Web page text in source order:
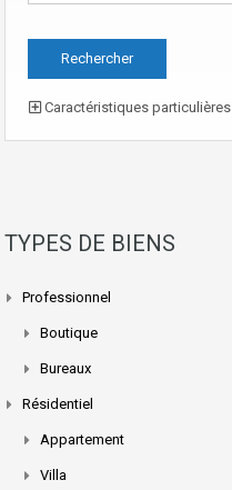
Caractéristiques particulières
TYPES DE BIENS
Professionnel
Boutique
Bureaux
Résidentiel
Appartement
Villa